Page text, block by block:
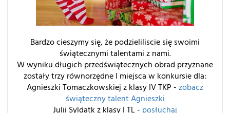
Bardzo cieszymy się, że podzieliliscie się swoimi
świątecznymi talentami z nami.
W wyniku długich przedświątecznych obrad przyznane
zostały trzy równorzędne I miejsca w konkursie dla:
Agnieszki Tomaczkowskiej z klasy IV TKP -zobacz
świąteczny talent Agnieszki